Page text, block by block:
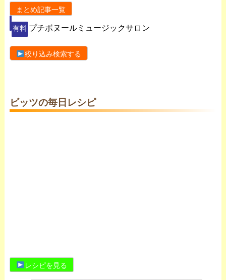
まとめ記事一覧
有料 プチボヌールミュージックサロン
絞り込み検索する
ビッツの毎日レシピ
レシピを見る